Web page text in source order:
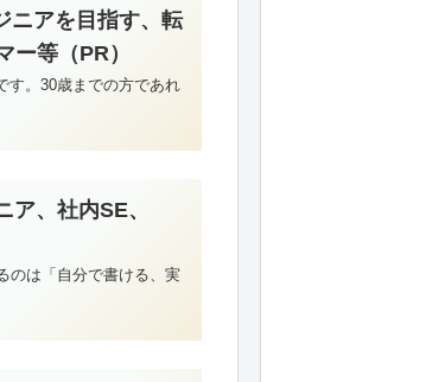
ニアを目指す、転
等（PR）
す。30歳までの方であれ
ア、社内SE、
のは「自分で書ける、実